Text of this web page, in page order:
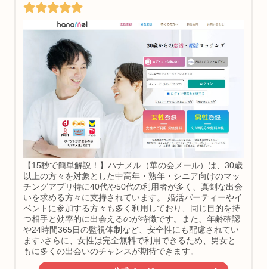
【15秒で簡単解説！】ハナメル（華の会メール）は、30歳
以上の方々を対象とした中高年・熟年・シニア向けのマッ
チングアプリ特に40代や50代の利用者が多く、真剣な出会
いを求める方々に支持されています。 婚活パーティーやイ
ベントに参加する方々も多く利用しており、同じ目的を持
つ相手と効率的に出会えるのが特徴です。また、年齢確認
や24時間365日の監視体制など、安全性にも配慮されてい
ます♪さらに、女性は完全無料で利用できるため、男女と
もに多くの出会いのチャンスが期待できます。